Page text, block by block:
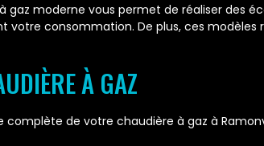
moderne vous permet de réaliser des
consommation. De plus, ces
À GAZ
complète de votre chaudière à gaz à